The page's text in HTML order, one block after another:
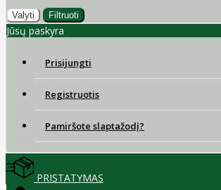
Valyti Filtruoti
Jūsų paskyra
Prisijungti
Registruotis
Pamiršote slaptažodį?
PRISTATYMAS